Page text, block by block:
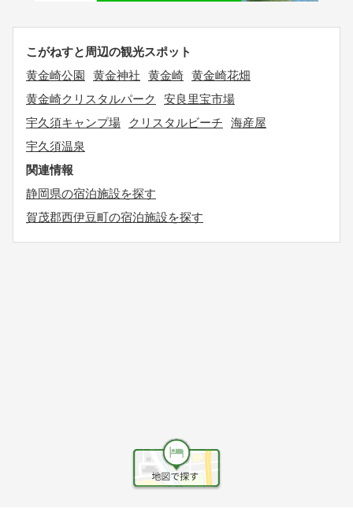
こがねすと周辺の観光スポット
黄金崎公園
黄金神社 黄金崎 黄金崎花畑
黄金崎クリスタルパーク
安良里宝市場
宇久須キャンプ場
クリスタルビーチ
海産屋
宇久須温泉
関連情報
静岡県の宿泊施設を探す
賀茂郡西伊豆町の宿泊施設を探す